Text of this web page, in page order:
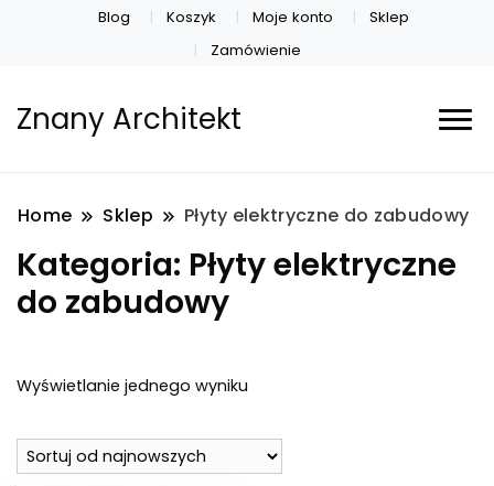
Blog Koszyk Moje konto
Sklep
Zamówienie
Znany Architekt
Home Sklep Płyty elektryczne do zabudowy
Kategoria: Płyty elektryczne
do zabudowy
Wyświetlanie jednego wyniku